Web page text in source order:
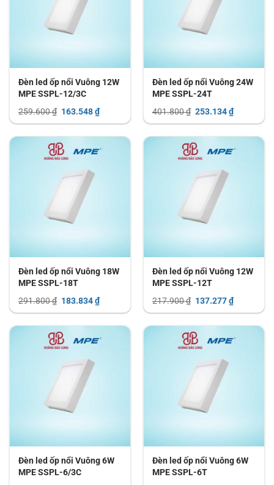
Đèn led ốp nổi Vuông 12W
MPE SSPL-12/3C
259.600₫ Giá
là:
259.600 ₫.
163.548₫Giá
hiện
tại
là:
163.548 ₫.
Đèn led ốp nổi Vuông 24W
MPE SSPL-24T
401.800₫ Giá
là:
401.800 ₫.
253.134₫Giá
hiện
tại
là:
253.134 ₫.
Đèn led ốp nổi Vuông 18W
MPE SSPL-18T
291.800₫ Giá
là:
291.800 ₫.
183.834₫Giá
hiện
tại
là:
183.834 ₫.
Đèn led ốp nổi Vuông 12W
MPE SSPL-12T
217.900₫ Giá
là:
217.900 ₫.
137.277₫Giá
hiện
tại
là:
137.277 ₫.
Đèn led ốp nổi Vuông 6W
MPE SSPL-6/3C
Đèn led ốp nổi Vuông 6W
MPE SSPL-6T